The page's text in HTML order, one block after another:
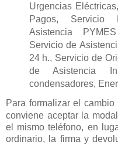
Urgencias
Pagos, Servicio
Asistencia
Servicio de
24 h., Servicio de
de Asistencia
condensadores,
Para formalizar el cambio
conviene aceptar la
el mismo teléfono, en
ordinario, la firma y